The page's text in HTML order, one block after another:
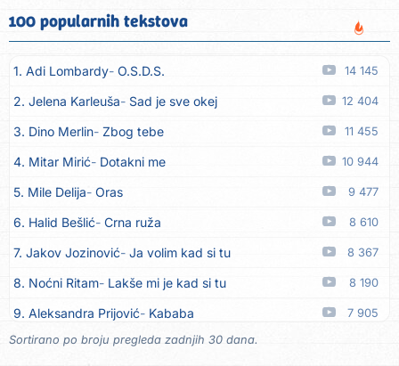
10. Lidija Bačić Neka se vino toči (Nazdravlje)
11. Karin Kuljanić Nisi zavridel 06.08
12. Tamara Brusić Nigdi ni lipo ko doma 06.08
13. Tamara Brusić Biž´mo ća 06.08
14. Rusko Richie Bila si, bila 06.08
15. Rusko Richie Ti i ja 06.08
16. Azra Husarkić 06.08
17. Azra Husarkić Ljubavnice 06.08
18. Azra Husarkić Zakon jačeg 06.08
19. Azra Husarkić Premalo 06.08
20. Azra Husarkić Omađijana 06.08
21. Azra Husarkić Svaka žena
100 popularnih tekstova
1. Adi Lombardy O.S.D.S. 14 145
2. Jelena Karleuša Sad je sve okej 12 404
3. Dino Merlin Zbog tebe 11 455
4. Mitar Mirić Dotakni me 10 944
5. Mile Delija Oras 9 477
6. Halid Bešlić Crna ruža 8 610
7. Jakov Jozinović Ja volim kad si tu 8 367
8. Noćni Ritam Lakše mi je kad si tu 8 190
9. Aleksandra Prijović Kababa 7 905
10. Halid Bešlić Ljiljani
Sortirano po broju pregleda zadnjih 30 dana.